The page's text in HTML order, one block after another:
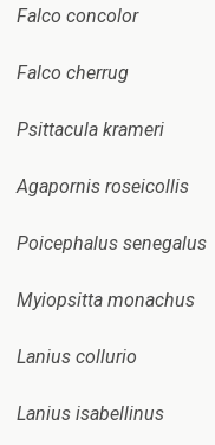
Falco concolor
Falco cherrug
Psittacula krameri
Agapornis roseicollis
Poicephalus senegalus
Myiopsitta monachus
Lanius collurio
Lanius isabellinus